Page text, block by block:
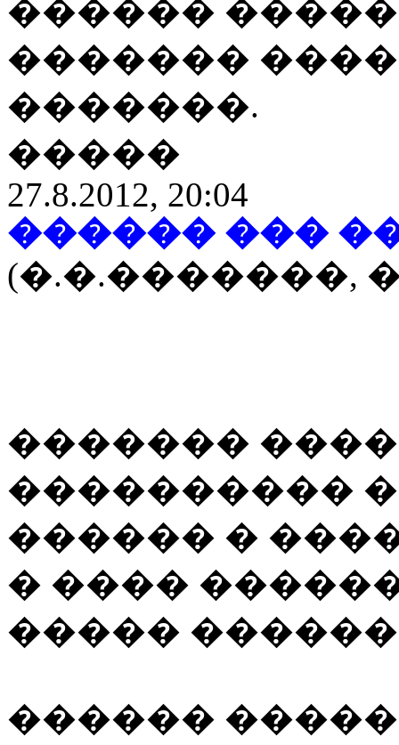
������
�������
�������.
�����
27.8.2012, 20:04
������ ���
(�.�.�������,
�������
����������
������ �
� ����
�����
������